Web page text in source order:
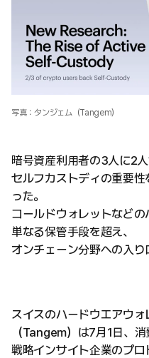
写真：タンジェム（Tangem）
暗号資産利用者の3人に2人
セルフカストディの重要
った。
コールドウォレットなどの
単なる保管手段を超え、
オンチェーン分野への入り
スイスのハードウエアウ
（Tangem）は7月1日、消
戦略インサイト企業のプ